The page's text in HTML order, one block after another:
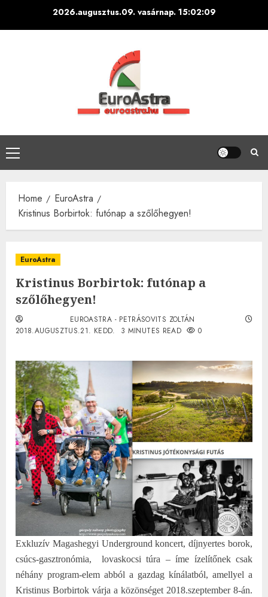
2026.augusztus.09. vasárnap.15:02:10
Primary
Menu
Home
EuroAstra
Kristinus Borbirtok: futónap a szőlőhegyen!
EuroAstra
Kristinus Borbirtok: futónap a
szőlőhegyen!
EUROASTRA - PETRÁSOVITS ZOLTÁN
2018.AUGUSZTUS.21. KEDD.
3 MINUTES READ 0
Exkluzív Magashegyi Underground koncert, díjnyertes borok,
csúcs-gasztronómia,
lovaskocsi túra – íme ízelítőnek csak
néhány program-elem abból a gazdag kínálatból, amellyel a
Kristinus Borbirtok várja a közönséget 2018.szeptember 8-án.